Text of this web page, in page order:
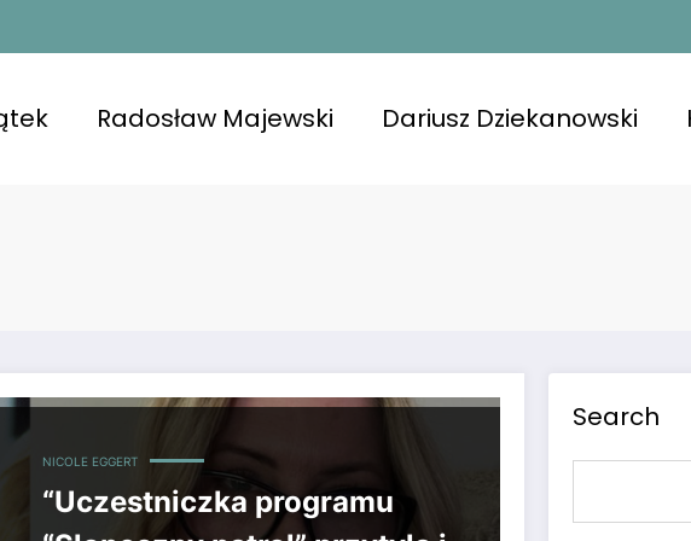
Radosław Majewski Dariusz Dziekanowski
otrzymała przerażającą diagnozę. Żałuje decyzji o wszczepieniu
NICOLE EGGERT
“Uczestniczka programu
Search